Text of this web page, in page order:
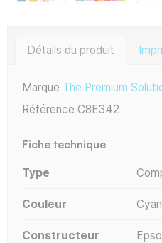
Détails du produit
Marque The Premium
Référence C8E342
Fiche technique
Type
Couleur Cyan
Constructeur